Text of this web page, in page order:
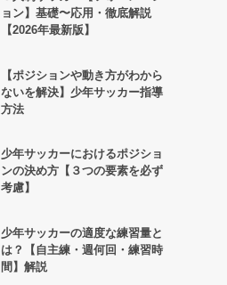
ョン】基礎〜応用・徹底解説
【2026年最新版】
【ポジションや動き方がわから
ないを解決】少年サッカー指導
方法
少年サッカーにおけるポジショ
ンの決め方【３つの要素を必ず
考慮】
少年サッカーの適度な練習量と
は？【自主練・週何回・練習時
間】解説